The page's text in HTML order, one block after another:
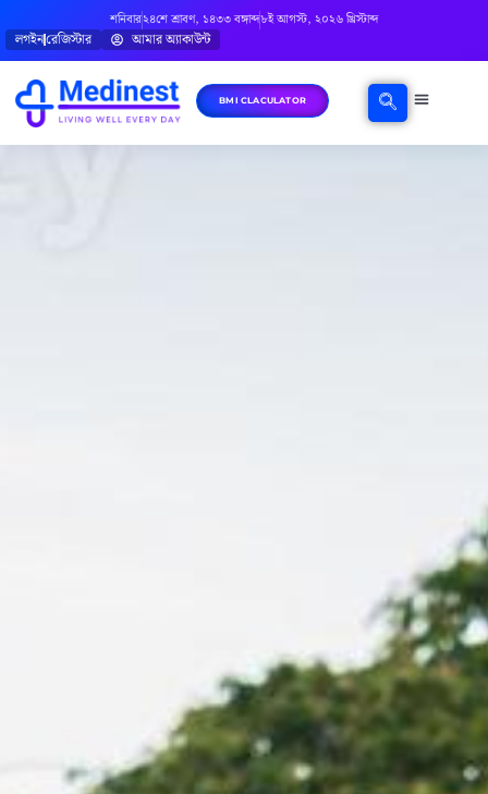
শনিবার২৪শে শ্রাবণ, ১৪৩৩ বঙ্গাব্দ৮ই আগস্ট, ২০২৬ খ্রিস্টাব্দ
লগইনরেজিস্টার আমার অ্যাকাউন্ট
BMI CLACULATOR